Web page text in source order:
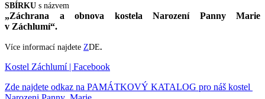
SBÍRKU s názvem
„Záchrana a obnova kostela Narození Panny Marie
v Záchlumí“.
Více informací najdete ZDE.
Kostel Záchlumí | Facebook
Zde najdete odkaz na PAMÁTKOVÝ KATALOG pro náš kostel